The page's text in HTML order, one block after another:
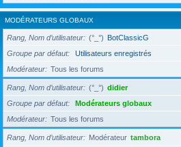
MODÉRATEURS GLOBAUX
Rang, Nom d’utilisateur (°_°) BotClassicG
Groupe par défaut
Utilisateurs enregistrés
Modérateur
Tous les forums
Rang, Nom d’utilisateur (°_°) didier
Groupe par défaut
Modérateurs globaux
Modérateur
Tous les forums
Rang, Nom d’utilisateur Modérateur tambora